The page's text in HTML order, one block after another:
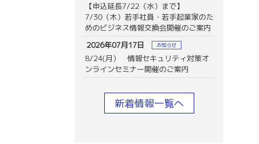
【申込延長7/22（水）まで】
7/30（木）若手社員・若手起業家のた
めのビジネス情報交換会開催のご案内
2026年07月17日
お知らせ
8/24(月） 情報セキュリティ対策オ
ンラインセミナー開催のご案内
新着情報一覧へ